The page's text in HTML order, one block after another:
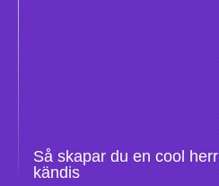
Så skapar du en cool
kändis